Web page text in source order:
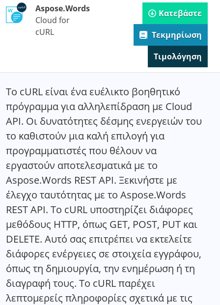
Aspose.Words
Cloud for
cURL
Κατεβάστε
Τεκμηρίωση
Τιμολόγηση
Το cURL είναι ένα ευέλικτο βοηθητικό
πρόγραμμα για αλληλεπίδραση με Cloud
API. Οι δυνατότητες δέσμης ενεργειών του
το καθιστούν μια καλή επιλογή για
προγραμματιστές που θέλουν να
εργαστούν αποτελεσματικά με το
Aspose.Words REST API. Ξεκινήστε με
έλεγχο ταυτότητας με το Aspose.Words
REST API. Το cURL υποστηρίζει διάφορες
μεθόδους HTTP, όπως GET, POST, PUT και
DELETE. Αυτό σας επιτρέπει να εκτελείτε
διάφορες ενέργειες σε στοιχεία εγγράφου,
όπως τη δημιουργία, την ενημέρωση ή τη
διαγραφή τους. Το cURL παρέχει
λεπτομερείς πληροφορίες σχετικά με τις